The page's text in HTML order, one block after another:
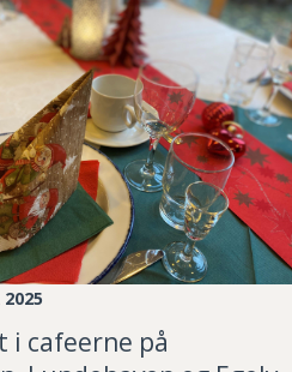
2025
i cafeerne på